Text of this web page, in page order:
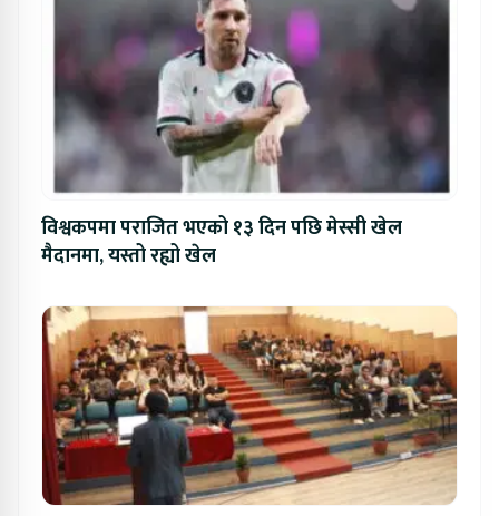
विश्वकपमा पराजित भएको १३ दिन पछि मेस्सी खेल
मैदानमा, यस्तो रह्यो खेल